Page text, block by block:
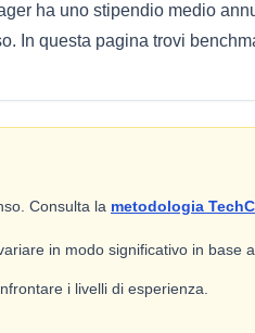
ha uno stipendio medio
In questa pagina trovi
Consulta la metodologia
in modo significativo in base
i livelli di esperienza.